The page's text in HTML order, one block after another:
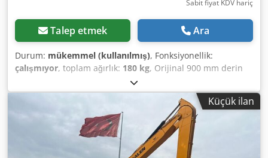
Sabit fiyat KDV hariç
Talep etmek Ara
Durum: mükemmel (kullanılmış), Fonksiyonellik:
çalışmıyor, toplam ağırlık: 180 kg, Orijinal 900 mm derin
kepçe, JCB 3/4 CX için. Chedpfozrih Eox Afwea Avrupa
içinde Avrupa paleti üzerinde teslimat mümkündür;
Küçük ilan